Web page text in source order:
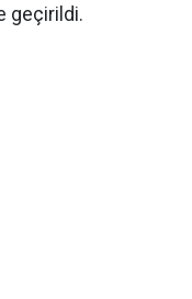
geçirildi.